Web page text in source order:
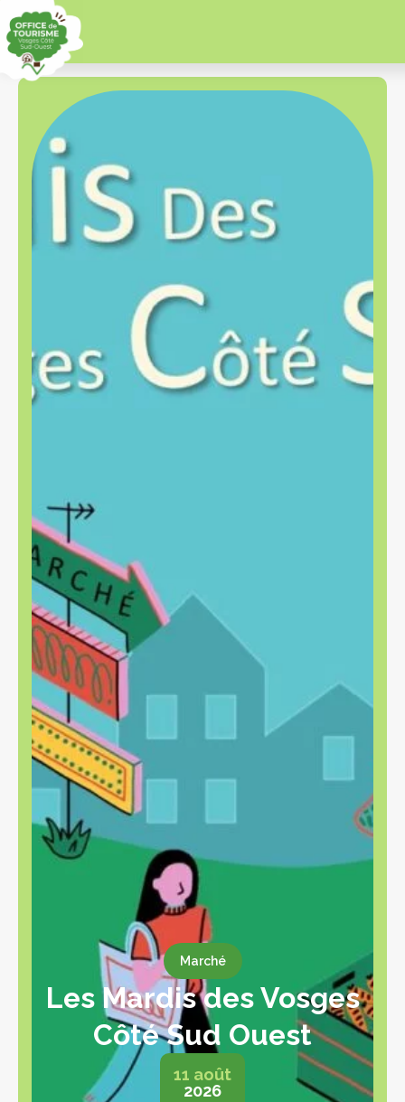
Marché
Les Mardis des Vosges
Côté Sud Ouest
11 août
2026